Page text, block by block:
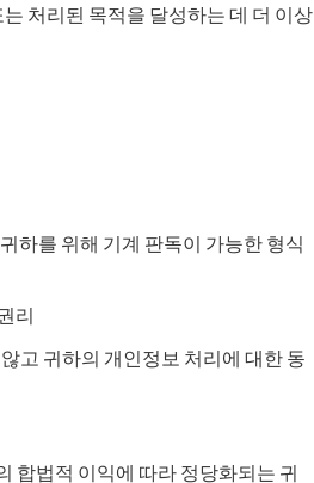
처리된 목적을 달성하는 데 더 이상
하를 위해 기계 판독이 가능한 형식
리
고 귀하의 개인정보 처리에 대한 동
합법적 이익에 따라 정당화되는 귀